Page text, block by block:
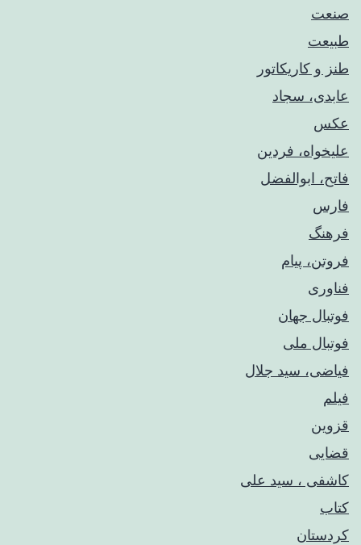
صنعت
طبیعت
طنز و کاریکاتور
عابدی، سجاد
عکس
علیخواه، فردین
فاتح، ابوالفضل
فارس
فرهنگ
فروتن، پیام
فناوری
فوتبال جهان
فوتبال ملی
فیاضی، سید جلال
فیلم
قزوین
قضایی
کاشفی ، سید علی
کتاب
کردستان